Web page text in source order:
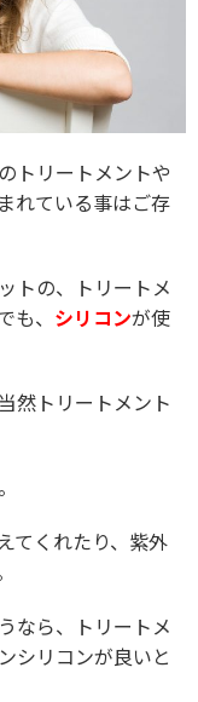
トリートメントや
れている事はご存
トの、トリートメ
、 シリコンが使
然トリートメント
てくれたり、紫外
なら、トリートメ
シリコンが良いと